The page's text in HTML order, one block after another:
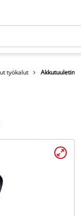
työkalut Akkutuuletin